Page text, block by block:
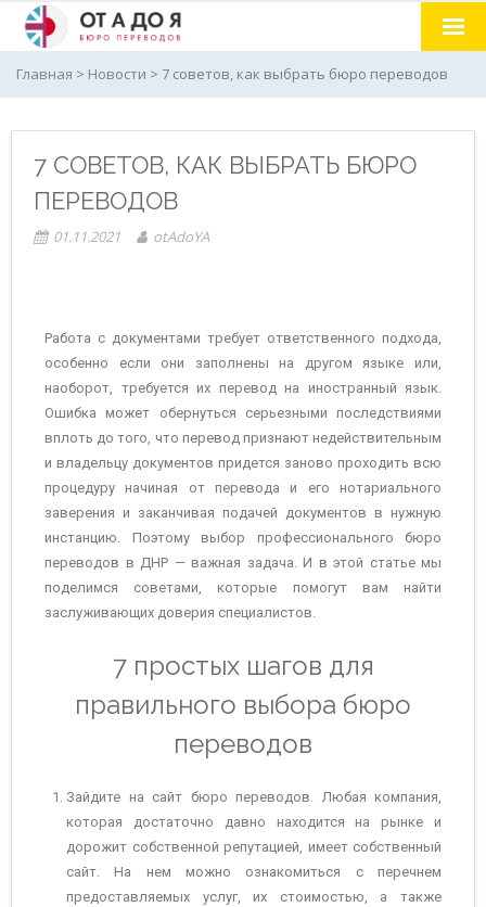
Главная
О нас
Курсы иностранных языков
Контакты
Главная > Новости > 7 советов, как выбрать бюро переводов
7 СОВЕТОВ, КАК ВЫБРАТЬ БЮРО
ПЕРЕВОДОВ
01.11.2021 otAdoYA
Работа с документами требует ответственного подхода,
особенно если они заполнены на другом языке или,
наоборот, требуется их перевод на иностранный язык.
Ошибка может обернуться серьезными последствиями
вплоть до того, что перевод признают недействительным
и владельцу документов придется заново проходить всю
процедуру начиная от перевода и его нотариального
заверения и заканчивая подачей документов в нужную
инстанцию. Поэтому выбор профессионального бюро
переводов в ДНР — важная задача. И в этой статье мы
поделимся советами, которые помогут вам найти
заслуживающих доверия специалистов.
7 простых шагов для
правильного выбора бюро
переводов
Зайдите на сайт бюро переводов. Любая компания,
которая достаточно давно находится на рынке и
дорожит собственной репутацией, имеет собственный
сайт. На нем можно ознакомиться с перечнем
предоставляемых услуг, их стоимостью, а также